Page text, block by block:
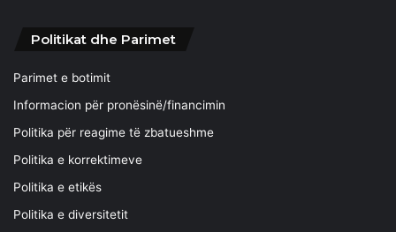
Politikat dhe Parimet
Parimet e botimit
Informacion për pronësinë/financimin
Politika për reagime të zbatueshme
Politika e korrektimeve
Politika e etikës
Politika e diversitetit